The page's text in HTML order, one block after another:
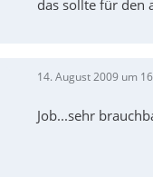
das sollte für den
14. August 2009 um
Job...sehr